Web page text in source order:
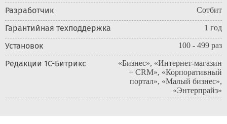
Разработчик Сотбит
Гарантийная техподдержка 1 год
Установок 100 - 499 раз
Редакции 1С-Битрикс «Бизнес», «Интернет-магазин
+ CRM», «Корпоративный
портал», «Малый бизнес»,
«Энтерпрайз»